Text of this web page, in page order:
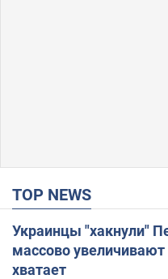
TOP NEWS
Украинцы "хакнули"
массово увеличивают
хватает